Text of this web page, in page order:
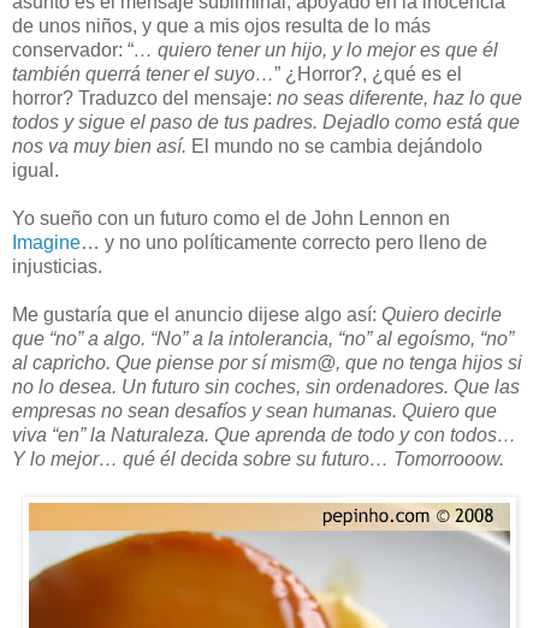
de unos niños, y que a mis ojos resulta de lo más
conservador: “… quiero tener un hijo, y lo mejor es que él
también querrá tener el suyo…” ¿Horror?, ¿qué es el
horror? Traduzco del mensaje: no seas diferente, haz lo que
todos y sigue el paso de tus padres. Dejadlo como está que
nos va muy bien así. El mundo no se cambia dejándolo
igual.
Yo sueño con un futuro como el de John Lennon en
Imagine… y no uno políticamente correcto pero lleno de
injusticias.
Me gustaría que el anuncio dijese algo así: Quiero decirle
que “no” a algo. “No” a la intolerancia, “no” al egoísmo, “no”
al capricho. Que piense por sí mism@, que no tenga hijos si
no lo desea. Un futuro sin coches, sin ordenadores. Que las
empresas no sean desafíos y sean humanas. Quiero que
viva “en” la Naturaleza. Que aprenda de todo y con todos…
Y lo mejor… qué él decida sobre su futuro… Tomorrooow.